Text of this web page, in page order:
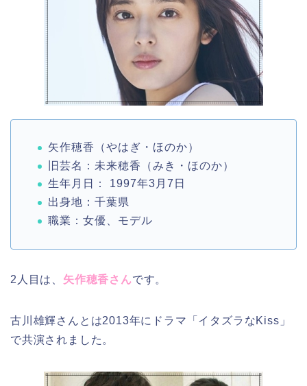
矢作穂香（やはぎ・ほのか）
旧芸名：未来穂香（みき・ほのか）
生年月日： 1997年3月7日
出身地：千葉県
職業：女優、モデル
2人目は、 矢作穂香さんです。
古川雄輝さんとは2013年にドラマ「イタズラなKiss」
で共演されました。